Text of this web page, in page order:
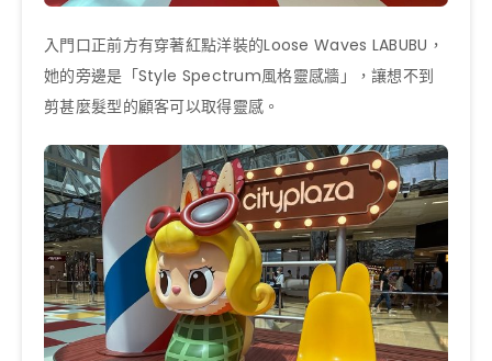
入門口正前方有穿著紅點洋裝的Loose Waves LABUBU，
她的旁邊是「Style Spectrum風格靈感牆」，讓想不到
剪甚麼髮型的顧客可以取得靈感。